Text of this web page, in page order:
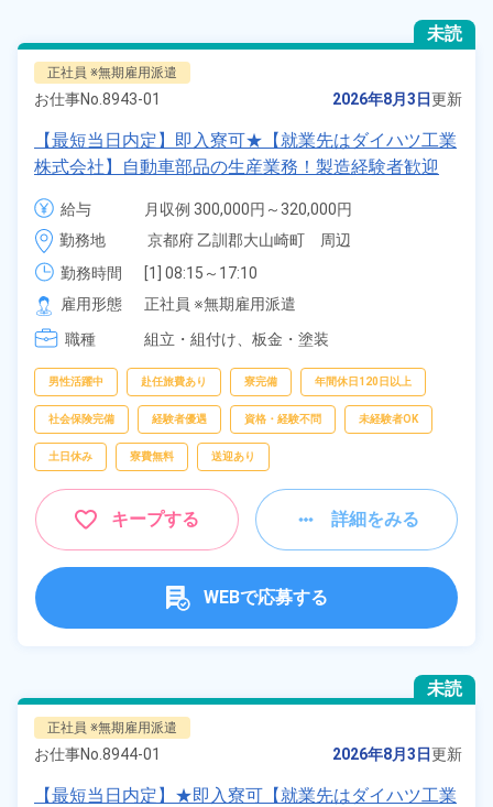
未読
正社員 ※無期雇用派遣
お仕事No. 8943-01 2026年8月3日更新
【最短当日内定】即入寮可★【就業先はダイハツ工業
株式会社】自動車部品の生産業務！製造経験者歓迎
★20～30代の若手スタッフ活躍中！寮費無料！備品
付き1R寮完備＆赴任旅費会社負担！食堂利用OK♪生活
支援物資事前対応可◎《京都府大山崎町》
給与
月収例 300,000円～320,000円
給与 250,000円～250,000円
勤務地
京都府 乙訓郡大山崎町　周辺
勤務時間
[1] 08:15～17:10
[2] 20:30～05:35
雇用形態
正社員 ※無期雇用派遣
職種
組立・組付け、 板金・塗装
男性活躍中 赴任旅費あり 寮完備 年間休日120日以上
社会保険完備 経験者優遇 資格・経験不問 未経験者OK
土日休み 寮費無料 送迎あり
キープする 詳細をみる
WEBで応募する
未読
正社員 ※無期雇用派遣
お仕事No. 8944-01 2026年8月3日更新
【最短当日内定】★即入寮可【就業先はダイハツ工業